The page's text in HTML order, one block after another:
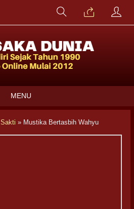
MENU
» Mustika Bertasbih Wahyu